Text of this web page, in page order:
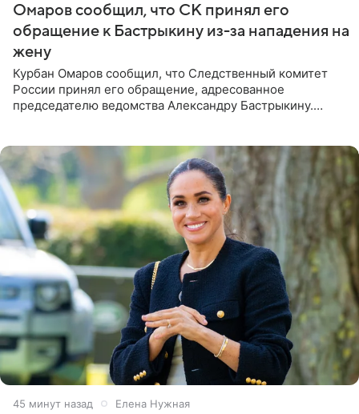
Омаров сообщил, что СК принял его
обращение к Бастрыкину из-за нападения на
жену
Курбан Омаров сообщил, что Следственный комитет
России принял его обращение, адресованное
председателю ведомства Александру Бастрыкину.
46 минут назад Елена Нужная